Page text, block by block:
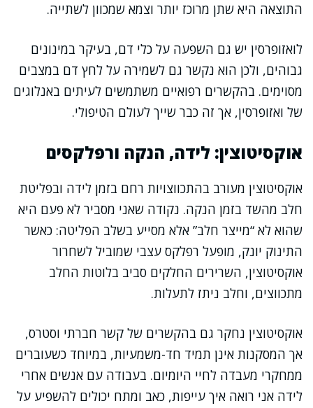
התוצאה היא שתן מרוכז יותר וצמא שמכוון לשתייה.
לואזופרסין יש גם השפעה על כלי דם, בעיקר במינונים
גבוהים, ולכן הוא נקשר גם לשמירה על לחץ דם במצבים
מסוימים. בהקשרים רפואיים משתמשים לעיתים באנלוגים
של ואזופרסין, אך זה כבר שייך לעולם הטיפולי.
אוקסיטוצין: לידה, הנקה ורפלקסים
אוקסיטוצין מעורב בהתכווצויות רחם בזמן לידה ובפליטת
חלב מהשד בזמן הנקה. נקודה שאני מסביר לא פעם היא
שהוא לא “מייצר חלב” אלא מסייע בשלב הפליטה: כאשר
התינוק יונק, מופעל רפלקס עצבי שמוביל לשחרור
אוקסיטוצין, השרירים החלקים סביב בלוטות החלב
מתכווצים, וחלב ניתז לתעלות.
אוקסיטוצין נחקר גם בהקשרים של קשר חברתי וסטרס,
אך המסקנות אינן תמיד חד-משמעיות, במיוחד כשעוברים
ממחקרי מעבדה לחיי היומיום. בעבודה עם אנשים אחרי
לידה אני רואה איך עייפות, כאב ומתח יכולים להשפיע על